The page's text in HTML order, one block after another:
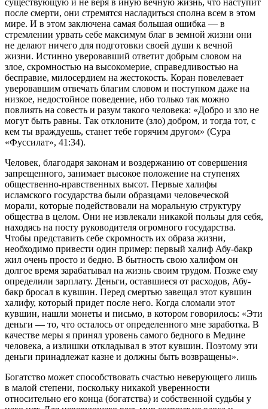
после смерти, они стремятся насладиться сполна всем в этом
мире. И в этом заключена самая большая ошибка — в
стремлении урвать себе максимум благ в земной жизни они
не делают ничего для подготовки своей души к вечной
жизни. Истинно уверовавший ответит добрым словом на
злое, скромностью на высокомерие, справедливостью на
бесправие, милосердием на жестокость. Коран повелевает
уверовавшим отвечать благим словом и поступком даже на
низкое, недостойное поведение, ибо только так можно
повлиять на совесть и разум такого человека: «Добро и зло не
могут быть равны. Так отклоните (зло) добром, и тогда тот, с
кем ты враждуешь, станет тебе горячим другом» (Сура
«Фуссилат», 41:34).
Человек, благодаря законам и воздержанию от совершения
запрещенного, занимает высокое положение на ступенях
общественно-нравственных высот. Первые халифы
исламского государства были образцами человеческой
морали, которые подействовали на моральную структуру
общества в целом. Они не извлекали никакой пользы для себя,
находясь на посту руководителя огромного государства.
Чтобы представить себе скромность их образа жизни,
необходимо привести один пример: первый халиф Абу-бакр
жил очень просто и бедно. В бытность свою халифом он
долгое время зарабатывал на жизнь своим трудом. Позже ему
определили зарплату. Деньги, оставшиеся от расходов, Абу-
бакр бросал в кувшин. Перед смертью завещал этот кувшин
халифу, который придет после него. Когда сломали этот
кувшин, нашли монеты и письмо, в котором говорилось: «Эти
деньги — то, что осталось от определенного мне заработка. В
качестве меры я принял уровень самого бедного в Медине
человека, а излишки откладывал в этот кувшин. Поэтому эти
деньги принадлежат казне и должны быть возвращены».
Богатство может способствовать счастью неверующего лишь
в малой степени, поскольку никакой уверенности
относительно его конца (богатства) и собственной судьбы у